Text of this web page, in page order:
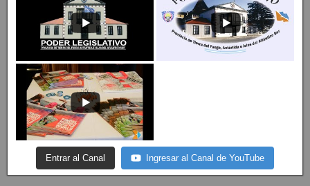
Entrar al Canal Ingresar al Canal de YouTube